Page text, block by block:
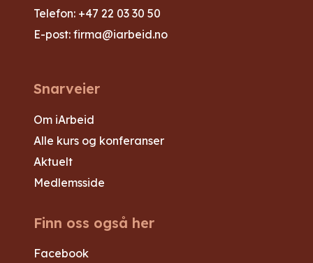
Telefon: +47 22 03 30 50
E-post: firma@iarbeid.no
Snarveier
Om iArbeid
Alle kurs og konferanser
Aktuelt
Medlemsside
Finn oss også her
Facebook